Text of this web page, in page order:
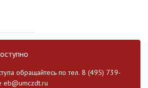
обращайтесь по тел. 8 (495) 739-
eb@umczdt.ru